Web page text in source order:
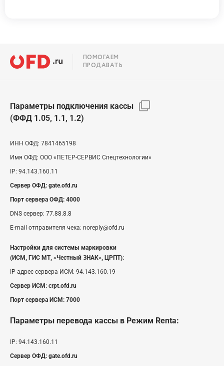
ПОМОГАЕМ
ПРОДАВАТЬ
Параметры подключения кассы
(ФФД 1.05, 1.1, 1.2)
ИНН ОФД: 7841465198
Имя ОФД: ООО «ПЕТЕР-СЕРВИС Спецтехнологии»
IP: 94.143.160.11
Сервер ОФД: gate.ofd.ru
Порт сервера ОФД: 4000
DNS сервер: 77.88.8.8
E-mail отправителя чека: noreply@ofd.ru
Настройки для системы маркировки
(ИСМ, ГИС МТ, «Честный ЗНАК», ЦРПТ):
IP адрес сервера ИСМ: 94.143.160.19
Сервер ИСМ: crpt.ofd.ru
Порт сервера ИСМ: 7000
Параметры перевода кассы в Режим Renta:
IP: 94.143.160.11
Сервер ОФД: gate.ofd.ru